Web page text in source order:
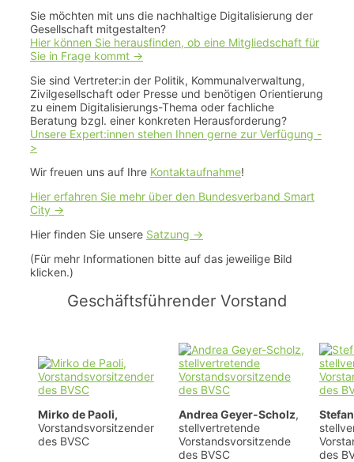
Sie möchten mit uns die nachhaltige Digitalisierung der
Gesellschaft mitgestalten?
Hier können Sie herausfinden, ob eine Mitgliedschaft für
Sie in Frage kommt ->
Sie sind Vertreter:in der Politik, Kommunalverwaltung,
Zivilgesellschaft oder Presse und benötigen Orientierung
zu einem Digitalisierungs-Thema oder fachliche
Beratung bzgl. einer konkreten Herausforderung?
Unsere Expert:innen stehen Ihnen gerne zur Verfügung -
>
Wir freuen uns auf Ihre Kontaktaufnahme!
Hier erfahren Sie mehr über den Bundesverband Smart
City ->
Hier finden Sie unsere Satzung ->
(Für mehr Informationen bitte auf das jeweilige Bild
klicken.)
Geschäftsführender Vorstand
Mirko de Paoli,
Vorstandsvorsitzender
des BVSC
Andrea Geyer-Scholz,
stellvertretende
Vorstandsvorsitzende
des BVSC
des